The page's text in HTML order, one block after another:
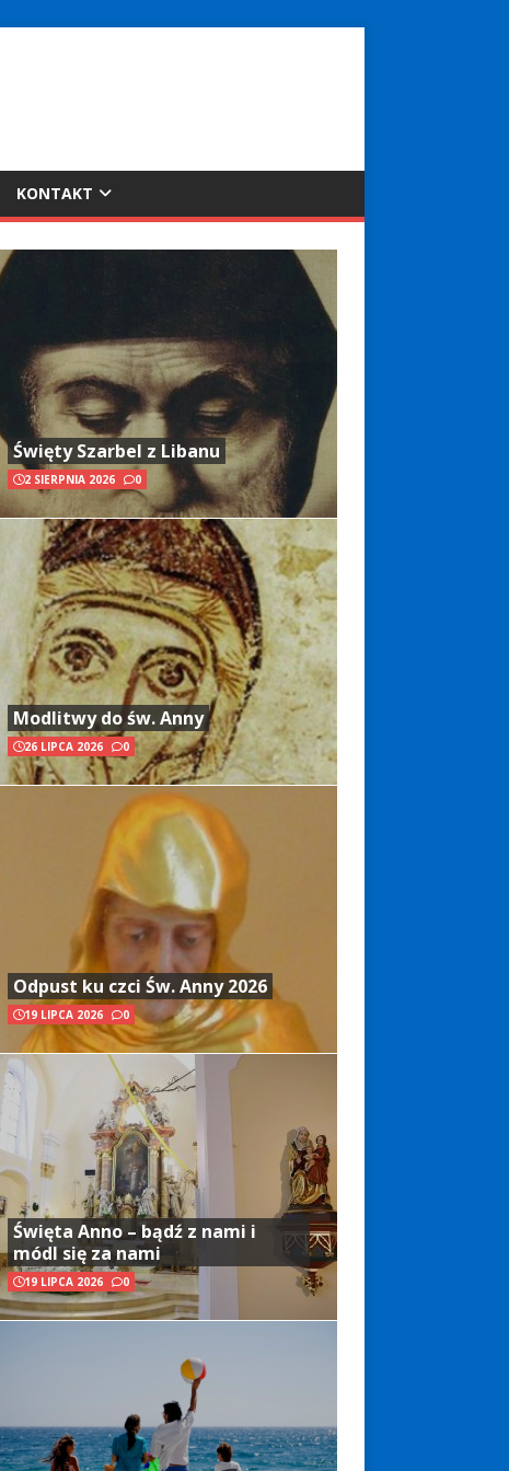
KONTAKT
Święty Szarbel z Libanu
2 SIERPNIA 2026 0
Modlitwy do św. Anny
26 LIPCA 2026 0
Odpust ku czci Św. Anny 2026
19 LIPCA 2026 0
Święta Anno – bądź z nami i
módl się za nami
19 LIPCA 2026 0